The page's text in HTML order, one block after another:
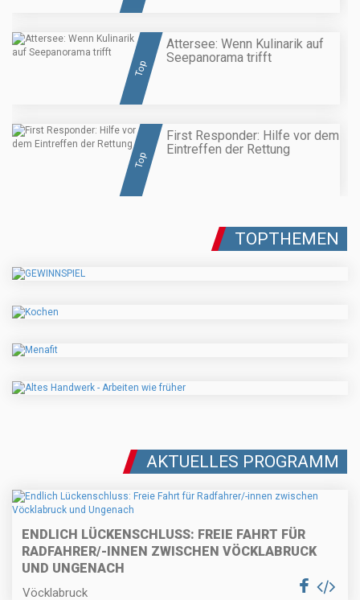
Top
Attersee: Wenn Kulinarik auf
Seepanorama trifft
Top
First Responder: Hilfe vor dem
Eintreffen der Rettung
TOPTHEMEN
AKTUELLES PROGRAMM
ENDLICH LÜCKENSCHLUSS: FREIE FAHRT FÜR
RADFAHRER/-INNEN ZWISCHEN VÖCKLABRUCK
UND UNGENACH
Vöcklabruck